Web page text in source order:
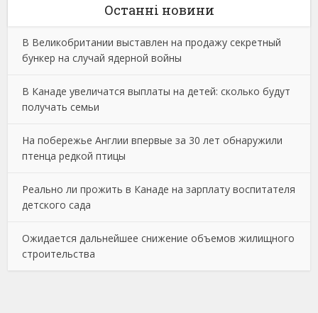
Останнi новини
В Великобритании выставлен на продажу секретный
бункер на случай ядерной войны
В Канаде увеличатся выплаты на детей: сколько будут
получать семьи
На побережье Англии впервые за 30 лет обнаружили
птенца редкой птицы
Реально ли прожить в Канаде на зарплату воспитателя
детского сада
Ожидается дальнейшее снижение объемов жилищного
строительства